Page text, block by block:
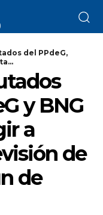
del PPdeG,
y BNG
a
de
de